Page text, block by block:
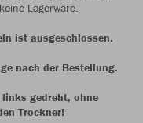
Lagerware.
ist ausgeschlossen.
nach der Bestellung.
gedreht, ohne
Trockner!